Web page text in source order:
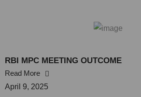
RBI MPC MEETING OUTCOME
Read More
April 9, 2025